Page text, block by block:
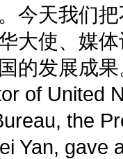
今天我们
大使、媒
的发展成
of United
the
Yan, gave